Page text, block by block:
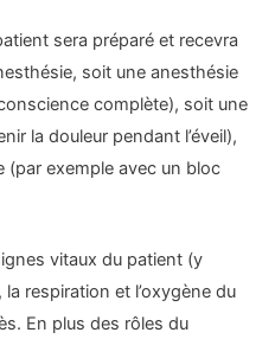
sera préparé et recevra
soit une anesthésie
complète), soit une
la douleur pendant l’éveil),
(par exemple avec un bloc
vitaux du patient (y
respiration et l’oxygène du
En plus des rôles du